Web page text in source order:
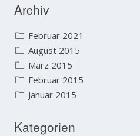
Archiv
Februar 2021
August 2015
März 2015
Februar 2015
Januar 2015
Kategorien